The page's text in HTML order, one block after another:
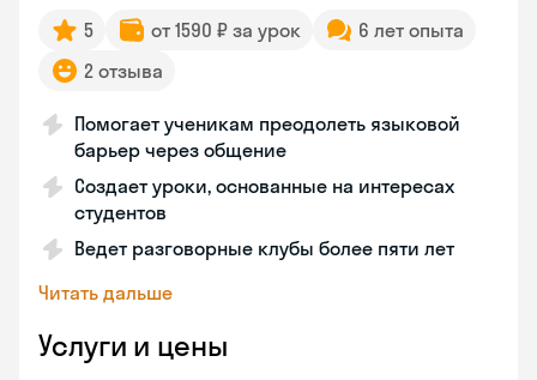
5 от 1590 ₽ за урок
6 лет опыта
2 отзыва
Помогает ученикам преодолеть языковой
барьер через общение
Создает уроки, основанные на интересах
студентов
Ведет разговорные клубы более пяти лет
Читать дальше
Услуги и цены